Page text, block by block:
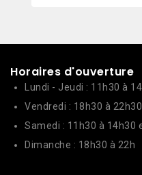
Horaires d'ouverture
Lundi - Jeudi : 11h30 à
Vendredi : 18h30 à 22h30
Samedi : 11h30 à 14h30
Dimanche : 18h30 à 22h